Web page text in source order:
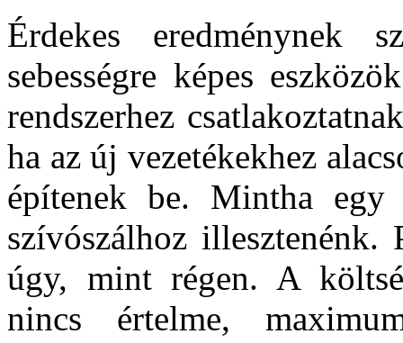
Érdekes eredménynek
sebességre képes
rendszerhez
ha az új vezetékekhez
építenek be. Mintha
szívószálhoz illesztenénk.
úgy, mint régen. A
nincs értelme,